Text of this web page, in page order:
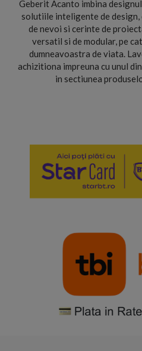
Geberit Acanto imbina
solutiile inteligente de design,
de nevoi si cerinte de
versatil si de modular, pe
dumneavoastra de viata.
achizitiona impreuna cu unul
in sectiunea